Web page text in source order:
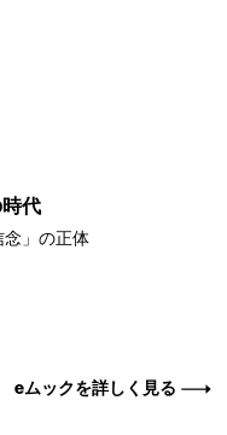
代
念」の正体
eムックを詳しく見る